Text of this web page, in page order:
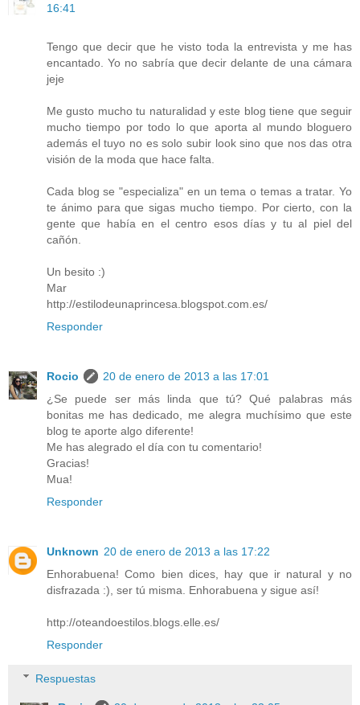
16:41
Tengo que decir que he visto toda la entrevista y me has
encantado. Yo no sabría que decir delante de una cámara
jeje
Me gusto mucho tu naturalidad y este blog tiene que seguir
mucho tiempo por todo lo que aporta al mundo bloguero
además el tuyo no es solo subir look sino que nos das otra
visión de la moda que hace falta.
Cada blog se "especializa" en un tema o temas a tratar. Yo
te ánimo para que sigas mucho tiempo. Por cierto, con la
gente que había en el centro esos días y tu al piel del
cañón.
Un besito :)
Mar
http://estilodeunaprincesa.blogspot.com.es/
Responder
Rocio
20 de enero de 2013 a las 17:01
¿Se puede ser más linda que tú? Qué palabras más
bonitas me has dedicado, me alegra muchísimo que este
blog te aporte algo diferente!
Me has alegrado el día con tu comentario!
Gracias!
Mua!
Responder
Unknown 20 de enero de 2013 a las 17:22
Enhorabuena! Como bien dices, hay que ir natural y no
disfrazada :), ser tú misma. Enhorabuena y sigue así!
http://oteandoestilos.blogs.elle.es/
Responder
Respuestas